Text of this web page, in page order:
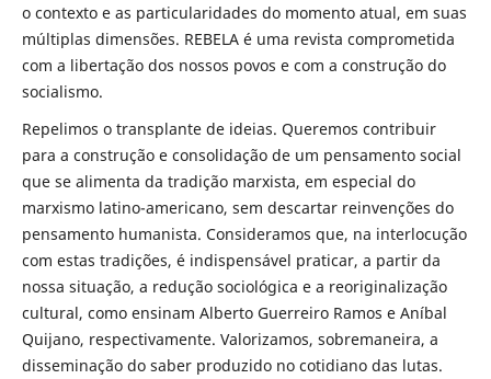
o contexto e as particularidades do momento atual, em suas
múltiplas dimensões. REBELA é uma revista comprometida
com a libertação dos nossos povos e com a construção do
socialismo.
Repelimos o transplante de ideias. Queremos contribuir
para a construção e consolidação de um pensamento social
que se alimenta da tradição marxista, em especial do
marxismo latino-americano, sem descartar reinvenções do
pensamento humanista. Consideramos que, na interlocução
com estas tradições, é indispensável praticar, a partir da
nossa situação, a redução sociológica e a reoriginalização
cultural, como ensinam Alberto Guerreiro Ramos e Aníbal
Quijano, respectivamente. Valorizamos, sobremaneira, a
disseminação do saber produzido no cotidiano das lutas.